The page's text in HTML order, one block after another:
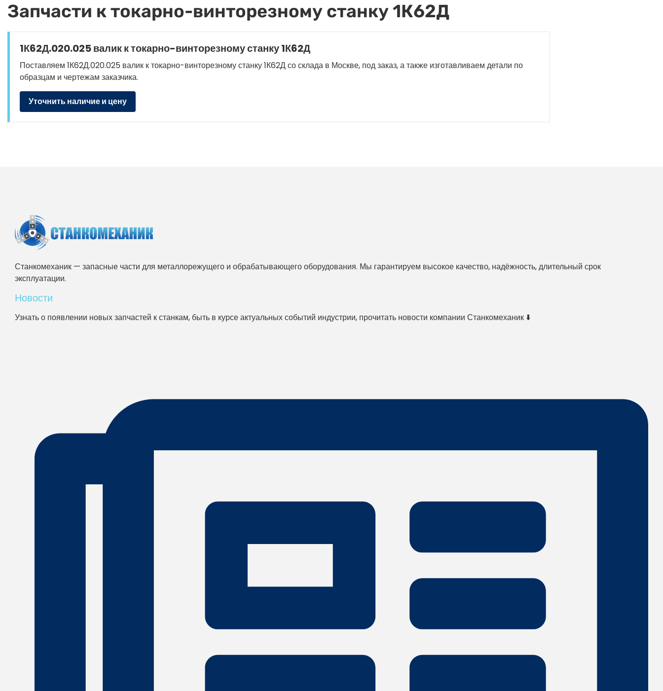
Запчасти к токарно-винторезному станку 1К62Д
1К62Д.020.025 валик к токарно-винторезному станку 1К62Д
Поставляем 1К62Д.020.025 валик к токарно-винторезному станку 1К62Д со склада в Москве, под заказ, а также изготавливаем детали по
образцам и чертежам заказчика.
Уточнить наличие и цену
Станкомеханик — запасные части для металлорежущего и обрабатывающего оборудования. Мы гарантируем высокое качество, надёжность, длительный срок
эксплуатации.
Новости
Узнать о появлении новых запчастей к станкам, быть в курсе актуальных событий индустрии, прочитать новости компании Станкомеханик ⬇️